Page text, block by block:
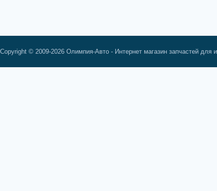
Copyright © 2009-2026 Олимпия-Авто - Интернет магазин запчастей для